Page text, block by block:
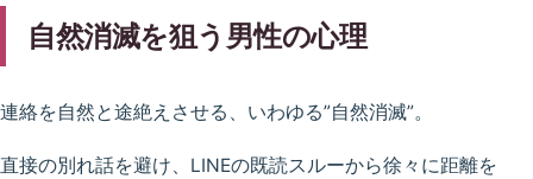
自然消滅を狙う男性の心理
連絡を自然と途絶えさせる、いわゆる”自然消滅”。
直接の別れ話を避け、LINEの既読スルーから徐々に距離を